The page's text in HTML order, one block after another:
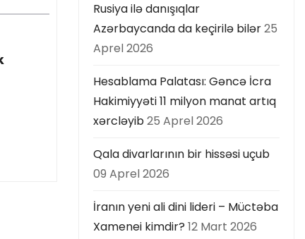
Rusiya ilə danışıqlar
Azərbaycanda da keçirilə bilər25
Aprel 2026
Hesablama Palatası: Gəncə İcra
Hakimiyyəti 11 milyon manat artıq
xərcləyib25 Aprel 2026
Qala divarlarının bir hissəsi uçub
09 Aprel 2026
İranın yeni ali dini lideri – Müctəba
Xamenei kimdir? 12 Mart 2026